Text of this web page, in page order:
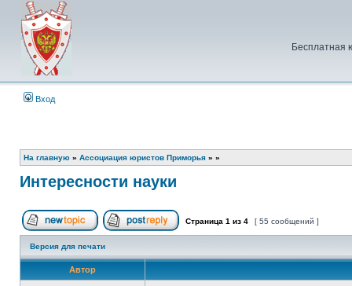
Бесплатная
Вход
На главную » Ассоциация юристов Приморья » »
Интересности науки
Начать новую тему Ответить на тему
Страница 1 из 4 [ 55 сообщений ]
Версия для печати
Автор